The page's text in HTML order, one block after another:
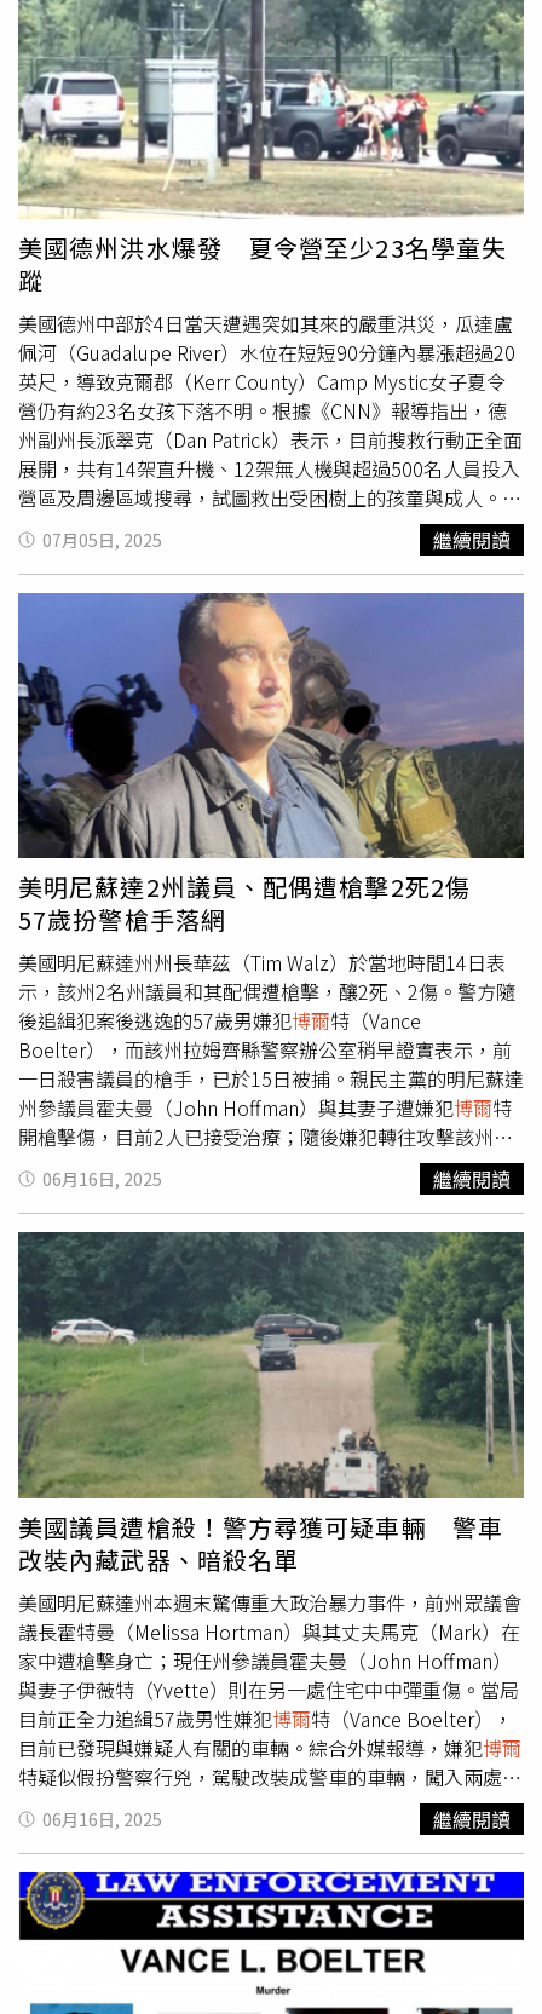
為，這更像是釋放信號而非核對抗的開端，俄羅斯方面也不
會如此解讀。不過，她同時認為，這種舉動不太可能改變俄
羅斯在烏克蘭的立場。目前距川普設定的8月8日停火期限僅
剩數日，俄羅斯雖表示願意繼續和平談判，但並未顯示會配
合時限。俄羅斯總統普丁（Vladimir Putin）甚至稱，戰爭
的進程對俄方有利，並未正面回應最後通牒。川普則持續加
重對普丁的不滿，指其言論荒謬，並批評俄軍在烏克蘭的最
新行動令人作嘔。
國總理博爾內（Francois Bayrou）預計將於17日公布明年
預算草案。「在這個世界要獲得自由，就必須令人敬畏；要
令人敬畏，就必須強大。」馬克宏在14日法國國慶「巴士底
日」（Bastille Day）前夕的演說中強調，他認為當前世界
正見證核武強權的回歸與「重大衝突的擴散」，同時提及美
國轟炸伊朗、印度與巴基斯坦的空戰，以及美國軍援烏克蘭
的搖擺立場。上個月北約（NATO）成員國同意將年度國防
支出目標從GDP的2%提高至5%，英國也宣布啟動國防審
查。對此，英國國防大臣希利（John Healey）表示此舉將
向莫斯科傳遞「明確訊號」。法國陸軍參謀長布爾卡爾
（Thierry Burkhard）也在11日指出，俄羅斯將法國視為
「歐洲主要對手」並警告俄羅斯對歐洲構成「長期性威
脅」，同時強調「歐洲國家在未來世界秩序中的地位」將取
決於烏克蘭戰場上的態勢。
美國德州洪水爆發 夏令營至少23名學童失
蹤
美國德州中部於4日當天遭遇突如其來的嚴重洪災，瓜達盧
佩河（Guadalupe River）水位在短短90分鐘內暴漲超過20
英尺，導致克爾郡（Kerr County）Camp Mystic女子夏令
營仍有約23名女孩下落不明。根據《CNN》報導指出，德
州副州長派翠克（Dan Patrick）表示，目前搜救行動正全面
展開，共有14架直升機、12架無人機與超過500名人員投入
營區及周邊區域搜尋，試圖救出受困樹上的孩童與成人。營
地所在的亨特（Hunt）地區在清晨短時間內降下約6.5英寸
豪雨，美國國家氣象局形容這是一場百年難得一見的極端天
氣事件。水災發生之時，數百名孩童正在參加Camp Mystic
營隊。由於河水迅速暴漲，搜救隊只能等到天候好轉後才展
開空中救援。該營地平時可容納約750名孩童，目前仍有許
多孩童尚未與家人聯繫上。克爾郡警長李薩（Larry
Leitha）在記者會上證實，已有至少24人因這場洪災喪命，
並表示肯德爾郡（Kendall County）也出現一例死亡個案，
但是否與洪災相關尚待確認。另有多位官員指出，失聯人數
與死亡人數可能進一步攀升。在英格蘭（Ingram）地區，
救援人員設置團聚中心，接送從營區與災區撤出的孩童與家
屬會合。載滿孩童的黃色校車與軍用卡車陸續抵達，孩童情
緒激動，有人哭喊著「我只想回家」。家長則在現場等待消
息，許多人彼此相擁，情緒低落。部分直升機也在營地降
落，直接將受困孩童轉移至安全地點。因為這起洪災，德州
州政府宣布進入緊急狀態，德州州長艾波特（Greg
Abbott）表示，洪災已造成包括克爾郡、班德拉郡
（Bandera）、金博爾郡（Kimball）等中部多個郡遭殃，
他已簽署災難聲明，動員全州資源協助救援。他也強調，所
有受災地區都能獲得州政府無上限的工具與支援。除德州國
民兵與消防單位外，美國海岸防衛隊與聯邦緊急事務管理署
（FEMA）也已加入行動，支援丘陵地區的搜救。派翠克進
一步指出，白宮也多次來電聯繫，總統川普（Donald
Trump）向他保證「我們需要的任何東西，我們都會得
到。」針對亨特地區的Camp Mystic營地狀況，德州狩獵警
衛隊（Texas Game Wardens）也已到場，協助將孩童撤
離。臉書發布的照片顯示，一排卡車駛入營地，孩童們被安
排坐上卡車車斗，由人員載離現場避難。副州長派翠克表
示，目前不需動用更多私人直升機，他強調已有9支水上救
援小組進入作業。Canyon Lake大壩的安全也成為外界關注
焦點，派翠克指出，美國陸軍工程兵團（US Army Corps of
Engineers）已前往現場進行評估。雖然目前判定大壩結構
安全，但由於預報顯示聖安東尼奧（San Antonio）、奧斯
汀（Austin）與韋科（Waco）等地仍有降雨風險，相關單
位不敢大意。報導中提到，美國國家氣象局曾於3日提前針
對克爾郡發布洪水警告，並在4日凌晨1點、4點03分與5點
34分三度升級為「閃電洪水緊急」警報，但災情仍未能有效
阻止。克爾維爾（Kerrville）市政經理萊斯（Dalton Rice）
坦言，許多事情來得太快，超出預期控制，他強調目前任務
優先順序為持續搜尋失聯者，其次才是後續復原工作。
07月05日, 2025 繼續閱讀
美明尼蘇達2州議員、配偶遭槍擊2死2傷
57歲扮警槍手落網
美國明尼蘇達州州長華茲（Tim Walz）於當地時間14日表
示，該州2名州議員和其配偶遭槍擊，釀2死、2傷。警方隨
後追緝犯案後逃逸的57歲男嫌犯博爾特（Vance
Boelter），而該州拉姆齊縣警察辦公室稍早證實表示，前
一日殺害議員的槍手，已於15日被捕。親民主黨的明尼蘇達
州參議員霍夫曼（John Hoffman）與其妻子遭嫌犯博爾特
開槍擊傷，目前2人已接受治療；隨後嫌犯轉往攻擊該州另
名同親民主黨的眾議會前議長霍特曼（Melissa Hortman）
與其丈夫，2人不幸遭槍擊身亡。華茲先前將此案定調為
「出於政治動機的暗殺」。警方在2名死者位於布魯克林公
園（Brooklyn Park）的家中，與嫌犯對峙時，該嫌犯徒步
逃逸；之後在距離犯罪現場約1小時車程的錫布利郡發現嫌
犯的車輛，隨即指示當地居民緊閉門窗。布魯克林公園警察
局透露，在嫌犯其中1個犯案現場、棄置的車內發現一些文
件，文件中提及多名議員、官員和醫療機構相關資料，顯示
嫌犯可能鎖定多名政治與社會目標；嫌犯犯案時，穿著類似
警察的制服，駕駛的休旅車也看似警車，車上還配備警示燈
等，疑似在冒充警察。警方日前持續追緝犯案後逃逸的嫌
犯，而明尼蘇達州拉姆齊縣警察辦公室稍早發聲證實，經過
警方努力不懈的工作，嫌犯目前已經被逮捕，更表示「感謝
多個單位的共同努力以及社區的支持，正義更近了一步」，
同時附上逮到嫌犯的照片並稱其為「邪惡的面孔」。據
《ABC News》指出，嫌犯先是被監視器拍到，出現在明尼
蘇達州綠島鎮（Green Isle）的一條步道上，隨後在附近的
自家農場遭逮捕。
06月16日, 2025 繼續閱讀
美國議員遭槍殺！警方尋獲可疑車輛 警車
改裝內藏武器、暗殺名單
美國明尼蘇達州本週末驚傳重大政治暴力事件，前州眾議會
議長霍特曼（Melissa Hortman）與其丈夫馬克（Mark）在
家中遭槍擊身亡；現任州參議員霍夫曼（John Hoffman）
與妻子伊薇特（Yvette）則在另一處住宅中中彈重傷。當局
目前正全力追緝57歲男性嫌犯博爾特（Vance Boelter），
目前已發現與嫌疑人有關的車輛。綜合外媒報導，嫌犯博爾
特疑似假扮警察行兇，駕駛改裝成警車的車輛，闖入兩處官
員住所犯案。當局指出，他在霍特曼住宅外遭警方盤查時曾
開槍對抗，後棄車逃逸，目前下落不明。聯邦調查局
（FBI）已懸賞5萬美元（約新台幣149萬元），徵求與其落
網與定罪相關之線索。當地警方週日封鎖明尼阿波利斯西南
郊區錫布利郡（Sibley County）一處鄉間道路，發現一輛
深色轎車，認為是嫌犯所用逃逸車輛。車內留有一頂淺褐色
牛仔帽，疑與嫌犯照片所配飾品相符。現場散落遺物，警方
06月16日, 2025 繼續閱讀